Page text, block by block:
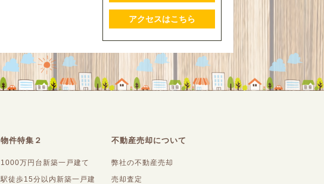
アクセスはこちら
物件特集２
1000万円台新築一戸建て
駅徒歩15分以内新築一戸建
不動産売却について
弊社の不動産売却
売却査定